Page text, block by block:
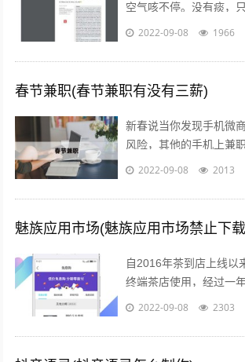
空气咳不停。没有痰，
上鸡蛋，搅匀。用香油
2022-09-08 1966
春节兼职(春节兼职有没有三薪)
新春说当你发现手机微
风险，其他的手机上兼
不靠谱的时候，来吧，
2022-09-08 2013
魅族应用市场(魅族应用市场禁止下
自2016年茶到店上线以
终端茶店使用，经过一
茶到店APP Beta2.0版
2022-09-08 2303